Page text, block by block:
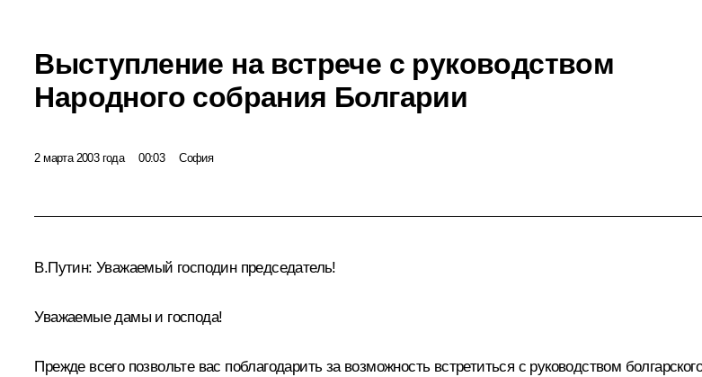
Выступление на встрече с руководством
Народного собрания Болгарии
2 марта 2003 года 00:03 София
В.Путин: Уважаемый господин председатель!
Уважаемые дамы и господа!
Прежде всего позвольте вас поблагодарить за возможность встретиться с руководством